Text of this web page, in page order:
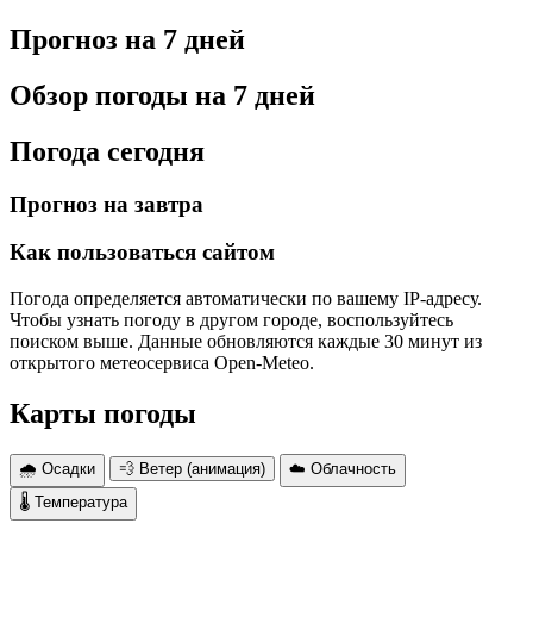
Прогноз на 7 дней
Обзор погоды на 7 дней
Погода сегодня
Прогноз на завтра
Как пользоваться сайтом
Погода определяется автоматически по вашему IP-адресу.
Чтобы узнать погоду в другом городе, воспользуйтесь
поиском выше. Данные обновляются каждые 30 минут из
открытого метеосервиса Open-Meteo.
Карты погоды
🌧 Осадки 💨 Ветер (анимация)
☁️ Облачность
🌡 Температура